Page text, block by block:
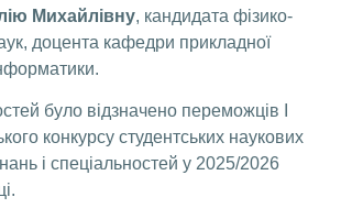
Михайлівну, кандидата фізико-
доцента кафедри прикладної
було відзначено переможців І
конкурсу студентських наукових
і спеціальностей у 2025/2026